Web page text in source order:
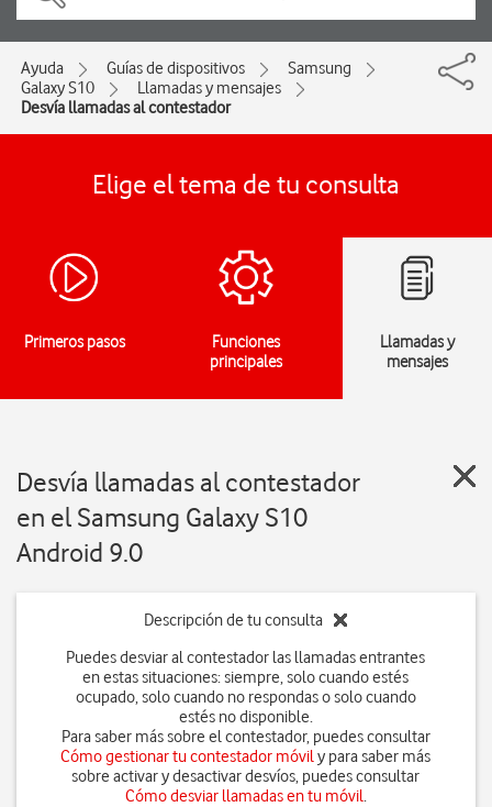
Ayuda Guías de dispositivos
Samsung
Galaxy S10
Llamadas y mensajes
Desvía llamadas al contestador
Elige el tema de tu consulta
Primeros pasos
Funciones
principales
Llamadas y
mensajes
Desvía llamadas al contestador
en el Samsung Galaxy S10
Android 9.0
Descripción de tu consulta
Puedes desviar al contestador las llamadas entrantes
en estas situaciones: siempre, solo cuando estés
ocupado, solo cuando no respondas o solo cuando
estés no disponible.
Para saber más sobre el contestador, puedes consultar
Cómo gestionar tu contestador móvily para saber más
sobre activar y desactivar desvíos, puedes consultar
Cómo desviar llamadas en tu móvil.